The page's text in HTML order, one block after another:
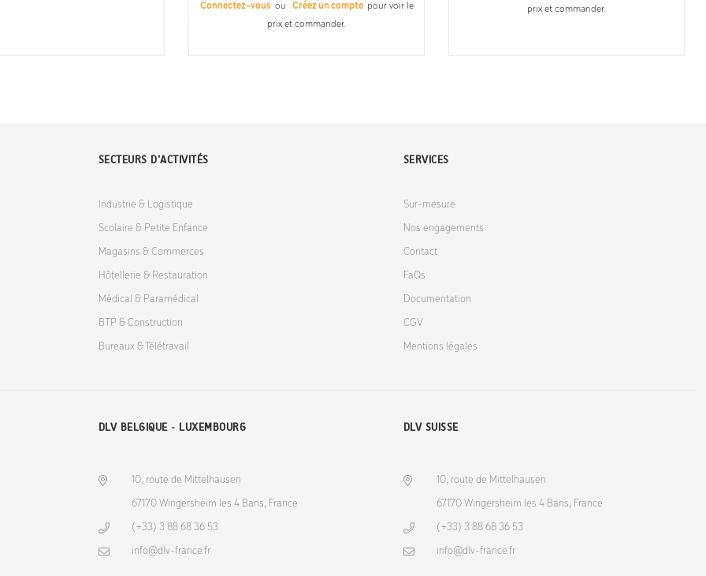
Connectez-vous ou Créez un compte pour voir le
prix et commander.
prix et commander.
SECTEURS D'ACTIVITÉS
Industrie & Logistique
Scolaire & Petite Enfance
Magasins & Commerces
Hôtellerie & Restauration
Médical & Paramédical
BTP & Construction
Bureaux & Télétravail
SERVICES
Sur-mesure
Nos engagements
Contact
FaQs
Documentation
CGV
Mentions légales
DLV BELGIQUE - LUXEMBOURG
10, route de Mittelhausen
67170 Wingersheim les 4 Bans, France
(+33) 3 88 68 36 53
info@dlv-france.fr
DLV SUISSE
10, route de Mittelhausen
67170 Wingersheim les 4 Bans, France
(+33) 3 88 68 36 53
info@dlv-france.fr